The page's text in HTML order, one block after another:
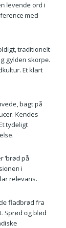
levende ord i
med
traditionelt
gylden skorpe.
Et klart
bagt på
Kendes
tydeligt
‘brød på
i
relevans.
fladbrød fra
Sprød og blød